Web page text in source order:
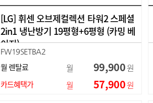
[LG] 휘센 오브제컬렉션 타워2 스페셜
2in1 냉난방기 19평형+6평형 (카밍 베
이지)
FW19SETBA2
월 렌탈료 월 99,900원
카드혜택가 월 57,900원